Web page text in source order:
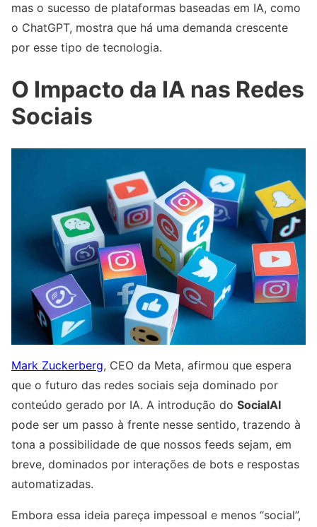
mas o sucesso de plataformas baseadas em IA, como
o ChatGPT, mostra que há uma demanda crescente
por esse tipo de tecnologia.
O Impacto da IA nas Redes
Sociais
Mark Zuckerberg, CEO da Meta, afirmou que espera
que o futuro das redes sociais seja dominado por
conteúdo gerado por IA. A introdução do SocialAI
pode ser um passo à frente nesse sentido, trazendo à
tona a possibilidade de que nossos feeds sejam, em
breve, dominados por interações de bots e respostas
automatizadas.
Embora essa ideia pareça impessoal e menos “social”,